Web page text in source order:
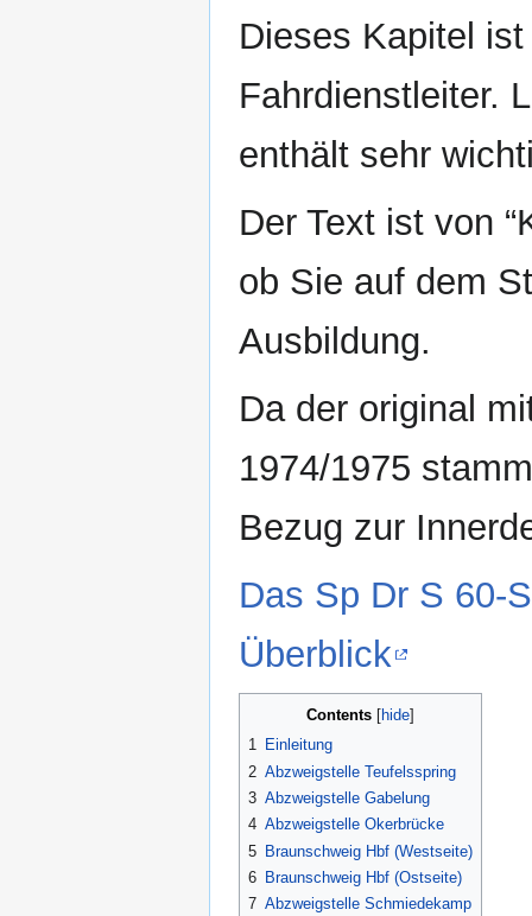
Dieses Kapitel
Fahrdienstleiter.
enthält sehr
Der Text ist von
ob Sie auf dem
Ausbildung.
Da der original
1974/1975
Bezug zur
Das Sp Dr S 60-
Überblick
Contents
1 Einleitung
2 Abzweigstelle Teufelsspring
3 Abzweigstelle Gabelung
4 Abzweigstelle Okerbrücke
5 Braunschweig Hbf (Westseite)
6 Braunschweig Hbf (Ostseite)
7 Abzweigstelle Schmiedekamp